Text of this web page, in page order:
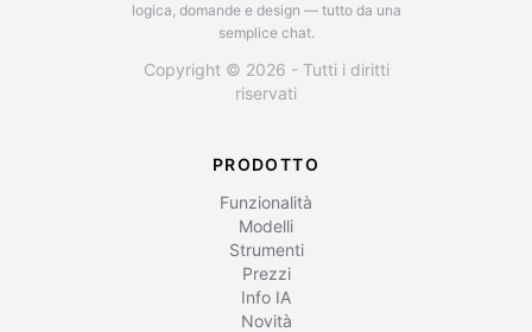
logica, domande e design — tutto da una
semplice chat.
Copyright © 2026 - Tutti i diritti
riservati
PRODOTTO
Funzionalità
Modelli
Strumenti
Prezzi
Info IA
Novità